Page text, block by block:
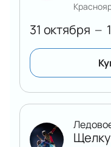
31 октября —